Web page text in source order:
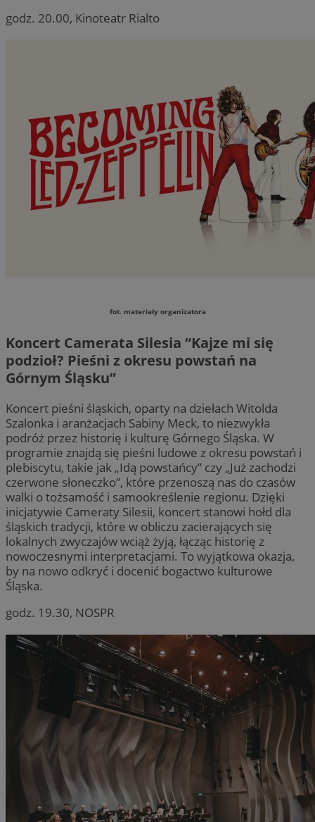
godz. 20.00, Kinoteatr Rialto
fot. materiały organizatora
Koncert Camerata Silesia “Kajze mi się
podzioł? Pieśni z okresu powstań na
Górnym Śląsku”
Koncert pieśni śląskich, oparty na dziełach Witolda
Szalonka i aranżacjach Sabiny Meck, to niezwykła
podróż przez historię i kulturę Górnego Śląska. W
programie znajdą się pieśni ludowe z okresu powstań i
plebiscytu, takie jak „Idą powstańcy” czy „Już zachodzi
czerwone słoneczko”, które przenoszą nas do czasów
walki o tożsamość i samookreślenie regionu. Dzięki
inicjatywie Cameraty Silesii, koncert stanowi hołd dla
śląskich tradycji, które w obliczu zacierających się
lokalnych zwyczajów wciąż żyją, łącząc historię z
nowoczesnymi interpretacjami. To wyjątkowa okazja,
by na nowo odkryć i docenić bogactwo kulturowe
Śląska.
godz. 19.30, NOSPR